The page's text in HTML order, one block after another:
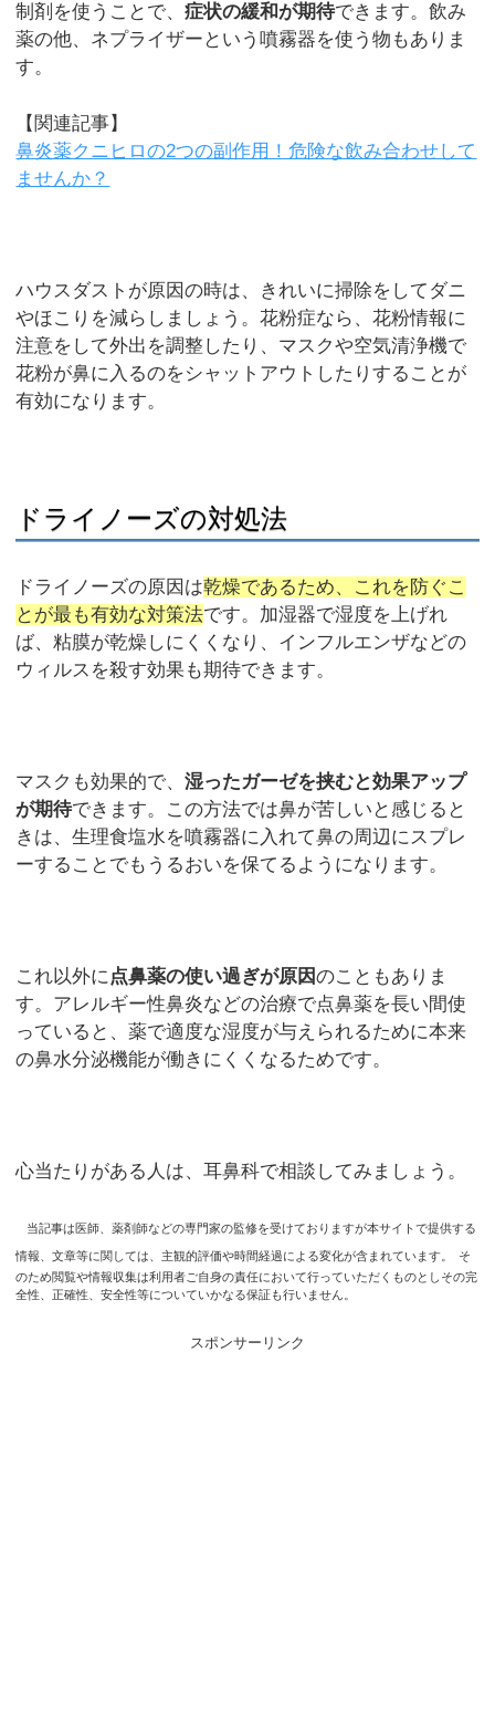
制剤を使うことで、症状の緩和が期待できます。飲み
薬の他、ネプライザーという噴霧器を使う物もありま
す。
【関連記事】
鼻炎薬クニヒロの2つの副作用！危険な飲み合わせして
ませんか？
ハウスダストが原因の時は、きれいに掃除をしてダニ
やほこりを減らしましょう。花粉症なら、花粉情報に
注意をして外出を調整したり、マスクや空気清浄機で
花粉が鼻に入るのをシャットアウトしたりすることが
有効になります。
ドライノーズの対処法
ドライノーズの原因は乾燥であるため、これを防ぐこ
とが最も有効な対策法です。加湿器で湿度を上げれ
ば、粘膜が乾燥しにくくなり、インフルエンザなどの
ウィルスを殺す効果も期待できます。
マスクも効果的で、湿ったガーゼを挟むと効果アップ
が期待できます。この方法では鼻が苦しいと感じると
きは、生理食塩水を噴霧器に入れて鼻の周辺にスプレ
ーすることでもうるおいを保てるようになります。
これ以外に 点鼻薬の使い過ぎが原因のこともありま
す。アレルギー性鼻炎などの治療で点鼻薬を長い間使
っていると、薬で適度な湿度が与えられるために本来
の鼻水分泌機能が働きにくくなるためです。
心当たりがある人は、耳鼻科で相談してみましょう。
当記事は医師、薬剤師などの専門家の監修を受けておりますが本サイトで提供する
情報、文章等に関しては、主観的評価や時間経過による変化が含まれています。
そ
のため閲覧や情報収集は利用者ご自身の責任において行っていただくものとしその完
全性、正確性、安全性等についていかなる保証も行いません。
スポンサーリンク